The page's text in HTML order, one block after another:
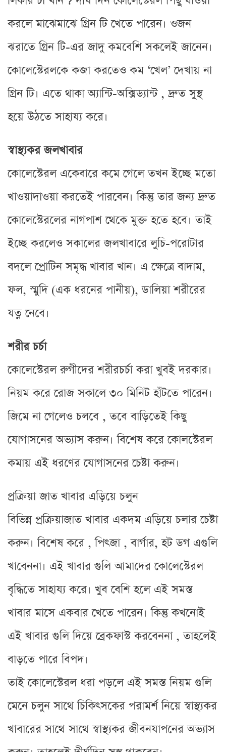
করলে মাঝেমাঝে গ্রিন টি খেতে পারেন। ওজন
ঝরাতে গ্রিন টি-এর জাদু কমবেশি সকলেই জানেন।
কোলেস্টেরলকে কব্জা করতেও কম ‘খেল’ দেখায় না
গ্রিন টি। এতে থাকা অ্যান্টি-অক্সিড্যান্ট , দ্রুত সুস্থ
হয়ে উঠতে সাহায্য করে।
স্বাস্থ্যকর জলখাবার
কোলেস্টেরল একেবারে কমে গেলে তখন ইচ্ছে মতো
খাওয়াদাওয়া করতেই পারবেন। কিন্তু তার জন্য দ্রুত
কোলেস্টেরলের নাগপাশ থেকে মুক্ত হতে হবে। তাই
ইচ্ছে করলেও সকালের জলখাবারে লুচি-পরোটার
বদলে প্রোটিন সমৃদ্ধ খাবার খান। এ ক্ষেত্রে বাদাম,
ফল, স্মুদি (এক ধরনের পানীয়), ডালিয়া শরীরের
যত্ন নেবে।
শরীর চর্চা
কোলেস্টেরল রুগীদের শরীরচর্চা করা খুবই দরকার।
নিয়ম করে রোজ সকালে ৩০ মিনিট হাঁটতে পারেন।
জিমে না গেলেও চলবে , তবে বাড়িতেই কিছু
যোগাসনের অভ্যাস করুন। বিশেষ করে কোলস্টেরল
কমায় এই ধরণের যোগাসনের চেষ্টা করুন।
প্রক্রিয়া জাত খাবার এড়িয়ে চলুন
বিভিন্ন প্রক্রিয়াজাত খাবার একদম এড়িয়ে চলার চেষ্টা
করুন। বিশেষ করে , পিৎজা , বার্গার, হট ডগ এগুলি
খাবেননা। এই খাবার গুলি আমাদের কোলেস্টেরল
বৃদ্ধিতে সাহায্য করে। খুব বেশি হলে এই সমস্ত
খাবার মাসে একবার খেতে পারেন। কিন্তু কখনোই
এই খাবার গুলি দিয়ে ব্রেকফাস্ট করবেননা , তাহলেই
বাড়তে পারে বিপদ।
তাই কোলেস্টেরল ধরা পড়লে এই সমস্ত নিয়ম গুলি
মেনে চলুন সাথে চিকিৎসকের পরামর্শ নিয়ে স্বাস্থ্যকর
খাবারের সাথে সাথে স্বাস্থ্যকর জীবনযাপনের অভ্যাস